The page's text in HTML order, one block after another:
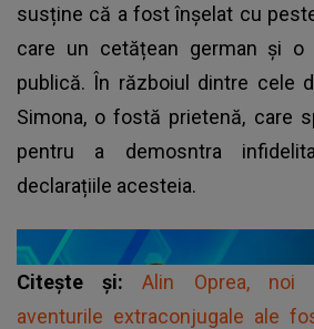
susține că a fost înșelat cu
care un cetățean german și o
publică. În războiul dintre cele
Simona, o fostă prietenă, care
pentru a demosntra
declarațiile acesteia.
Citește și:Alin Oprea, noi
aventurile extraconjugale ale